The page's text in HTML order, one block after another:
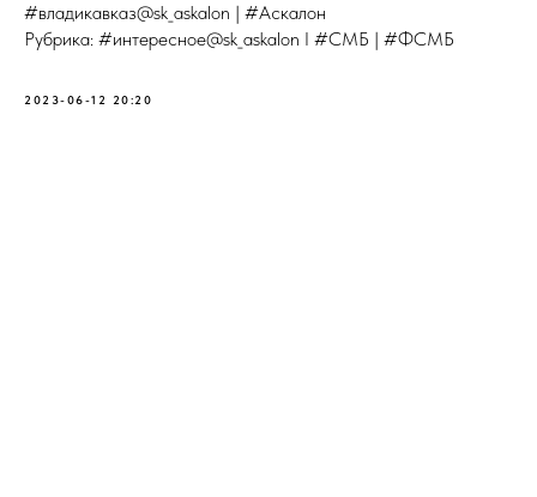
#владикавказ@sk_askalon | #Аскалон
Рубрика: #интересное@sk_askalon I #СМБ | #ФСМБ
2023-06-12 20:20